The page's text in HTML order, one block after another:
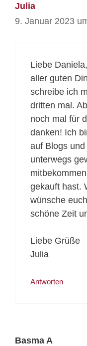
Julia
9. Januar 2023
Liebe Daniela,
aller guten
schreibe ich
dritten mal.
noch mal für
danken! Ich
auf Blogs
unterwegs
gekauft hast.
wünsche
schöne Zeit
Liebe Grüße
Julia
Antworten
Basma A